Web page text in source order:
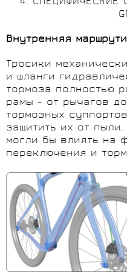
Внутренняя
Тросики
и шланги
тормоза полностью
рамы - от рычагов
тормозных
защитить их от
могли бы влиять на
переключения и